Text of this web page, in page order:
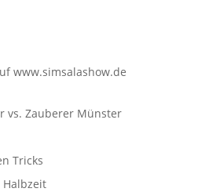
www.simsalashow.de
vs. Zauberer Münster
Tricks